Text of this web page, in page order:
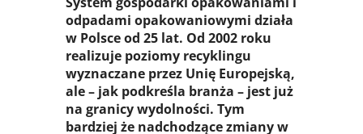
odpadami opakowaniowymi działa
w Polsce od 25 lat. Od 2002 roku
realizuje poziomy recyklingu
wyznaczane przez Unię Europejską,
ale – jak podkreśla branża – jest już
na granicy wydolności. Tym
bardziej że nadchodzące zmiany w